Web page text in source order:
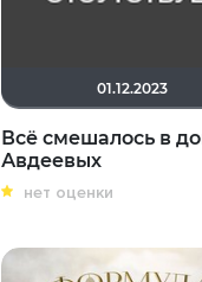
01.12.2023
Всё смешалось в
Авдеевых
нет оценки